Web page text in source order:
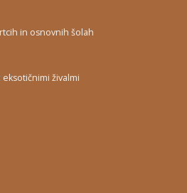
in osnovnih šolah
živalmi